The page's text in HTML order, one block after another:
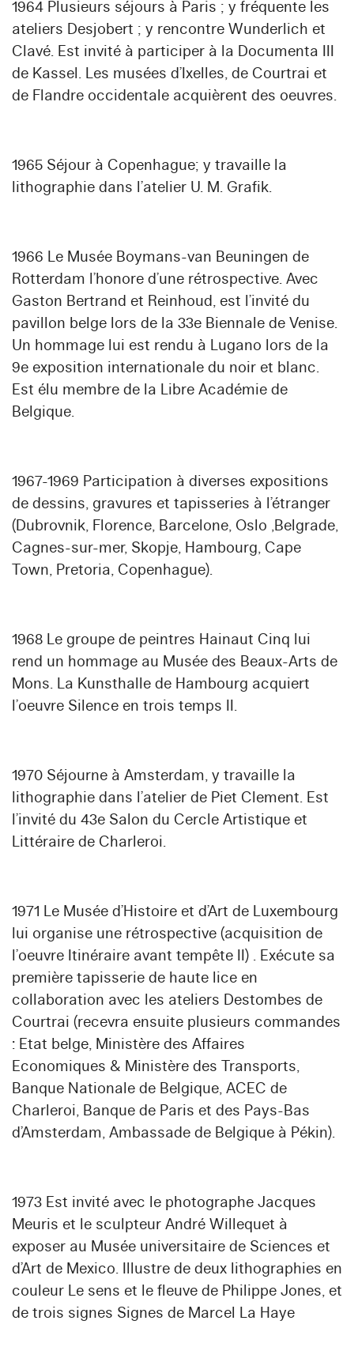
1964 Plusieurs séjours à Paris ; y fréquente les
ateliers Desjobert ; y rencontre Wunderlich et
Clavé. Est invité à participer à la Documenta III
de Kassel. Les musées d’Ixelles, de Courtrai et
de Flandre occidentale acquièrent des oeuvres.
1965 Séjour à Copenhague; y travaille la
lithographie dans l’atelier U. M. Grafik.
1966 Le Musée Boymans-van Beuningen de
Rotterdam l’honore d’une rétrospective. Avec
Gaston Bertrand et Reinhoud, est l’invité du
pavillon belge lors de la 33e Biennale de Venise.
Un hommage lui est rendu à Lugano lors de la
9e exposition internationale du noir et blanc.
Est élu membre de la Libre Académie de
Belgique.
1967-1969 Participation à diverses expositions
de dessins, gravures et tapisseries à l’étranger
(Dubrovnik, Florence, Barcelone, Oslo ,Belgrade,
Cagnes-sur-mer, Skopje, Hambourg, Cape
Town, Pretoria, Copenhague).
1968 Le groupe de peintres Hainaut Cinq lui
rend un hommage au Musée des Beaux-Arts de
Mons. La Kunsthalle de Hambourg acquiert
l’oeuvre Silence en trois temps II.
1970 Séjourne à Amsterdam, y travaille la
lithographie dans l’atelier de Piet Clement. Est
l’invité du 43e Salon du Cercle Artistique et
Littéraire de Charleroi.
1971 Le Musée d’Histoire et d’Art de Luxembourg
lui organise une rétrospective (acquisition de
l’oeuvre Itinéraire avant tempête II) . Exécute sa
première tapisserie de haute lice en
collaboration avec les ateliers Destombes de
Courtrai (recevra ensuite plusieurs commandes
: Etat belge, Ministère des Affaires
Economiques & Ministère des Transports,
Banque Nationale de Belgique, ACEC de
Charleroi, Banque de Paris et des Pays-Bas
d’Amsterdam, Ambassade de Belgique à Pékin).
1973 Est invité avec le photographe Jacques
Meuris et le sculpteur André Willequet à
exposer au Musée universitaire de Sciences et
d’Art de Mexico. Illustre de deux lithographies en
couleur Le sens et le fleuve de Philippe Jones, et
de trois signes Signes de Marcel La Haye